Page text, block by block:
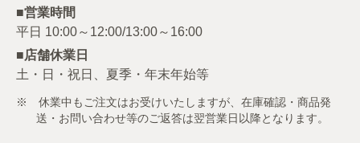
■営業時間
■店舗休業日
土・日・祝日、夏季・年末年始等
※ 休業中もご注文はお受けいたしますが、在庫確認・商品発
送・お問い合わせ等のご返答は翌営業日以降となります。